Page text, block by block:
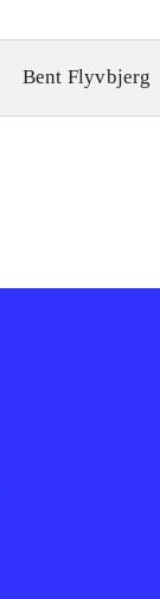
Bent Flyvbjerg